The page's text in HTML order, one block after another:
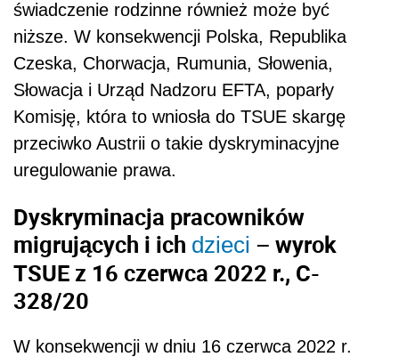
świadczenie rodzinne również może być
niższe. W konsekwencji Polska, Republika
Czeska, Chorwacja, Rumunia, Słowenia,
Słowacja i Urząd Nadzoru EFTA, poparły
Komisję, która to wniosła do TSUE skargę
przeciwko Austrii o takie dyskryminacyjne
uregulowanie prawa.
Dyskryminacja pracowników
migrujących i ich dzieci – wyrok
TSUE z 16 czerwca 2022 r., C-
328/20
W konsekwencji w dniu 16 czerwca 2022 r.